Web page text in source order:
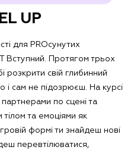
UP
для PROсунутих
Вступний. Протягом трьох
розкрити свій глибинний
і сам не підозрюєш. На курсі
по сцені та
та емоціями як
формі ти знайдеш нові
перевтілюватися,